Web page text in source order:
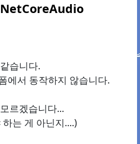
NetCoreAudio
습니다.
에서 동작하지 않습니다.
르겠습니다...
는 게 아닌지....)